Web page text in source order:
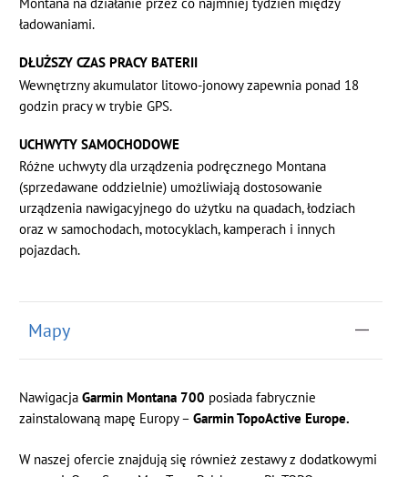
Montana na działanie przez co najmniej tydzień między
ładowaniami.
DŁUŻSZY CZAS PRACY BATERII
Wewnętrzny akumulator litowo-jonowy zapewnia ponad 18
godzin pracy w trybie GPS.
UCHWYTY SAMOCHODOWE
Różne uchwyty dla urządzenia podręcznego Montana
(sprzedawane oddzielnie) umożliwiają dostosowanie
urządzenia nawigacyjnego do użytku na quadach, łodziach
oraz w samochodach, motocyklach, kamperach i innych
pojazdach.
Mapy
NawigacjaGarmin Montana 700 posiada fabrycznie
zainstalowaną mapę Europy –Garmin TopoActive Europe.
W naszej ofercie znajdują się również zestawy z dodatkowymi